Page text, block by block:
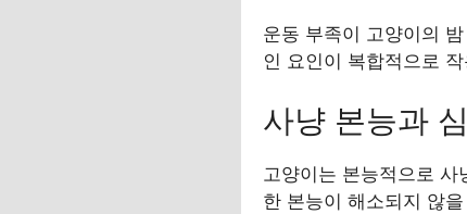
운동 부족이 고양이의
인 요인이 복합적으로
사냥 본능과
고양이는 본능적으로 사
한 본능이 해소되지 않